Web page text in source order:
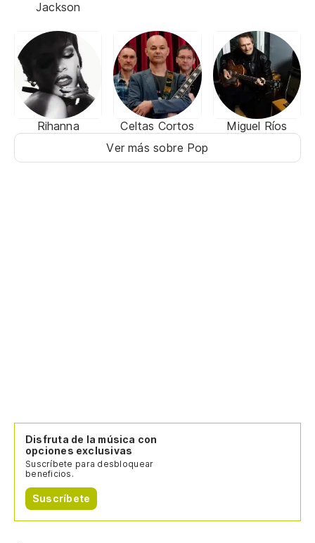
Jackson
Rihanna Celtas Cortos
Miguel Ríos
Ver más sobre Pop
Disfruta de la música con
opciones exclusivas
Suscríbete para desbloquear
beneficios.
Suscríbete